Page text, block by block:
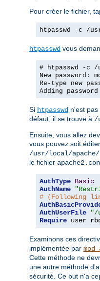
Pour créer le fichier,
htpasswd -c /
htpasswd vous
# htpasswd -c /
New password:
Re-type new
Adding
Si htpasswd n'est
défaut, il se trouve à /
Ensuite, vous allez
vous pouvez soit
/usr/local/
le fichier
AuthType Basic
AuthName
# (Following
AuthUserFile
"/
Require user
Examinons ces
implémentée par
Cette méthode ne
une autre méthode
sécurité. Ce but n'a